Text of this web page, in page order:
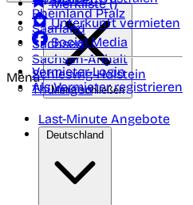
Rheinland Pfalz
Saarland
Sachsen
Sachsen-Anhalt
Schleswig-Holstein
Thüringen
Merkliste ()
Unterkunft vermieten
Social Media
Vermieter-Login
Als Vermieter registrieren
Menü
Menü schließen
Last-Minute Angebote
Deutschland